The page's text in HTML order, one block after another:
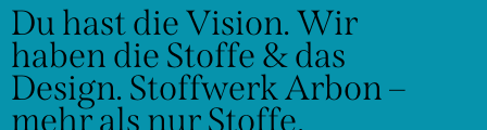
Du hast die Vision.Wir
haben die Stoffe & das
Design. Stoffwerk Arbon –
mehr als nur Stoffe.